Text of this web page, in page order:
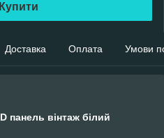
Купити
Доставка Оплата Умови
панель вінтаж білий